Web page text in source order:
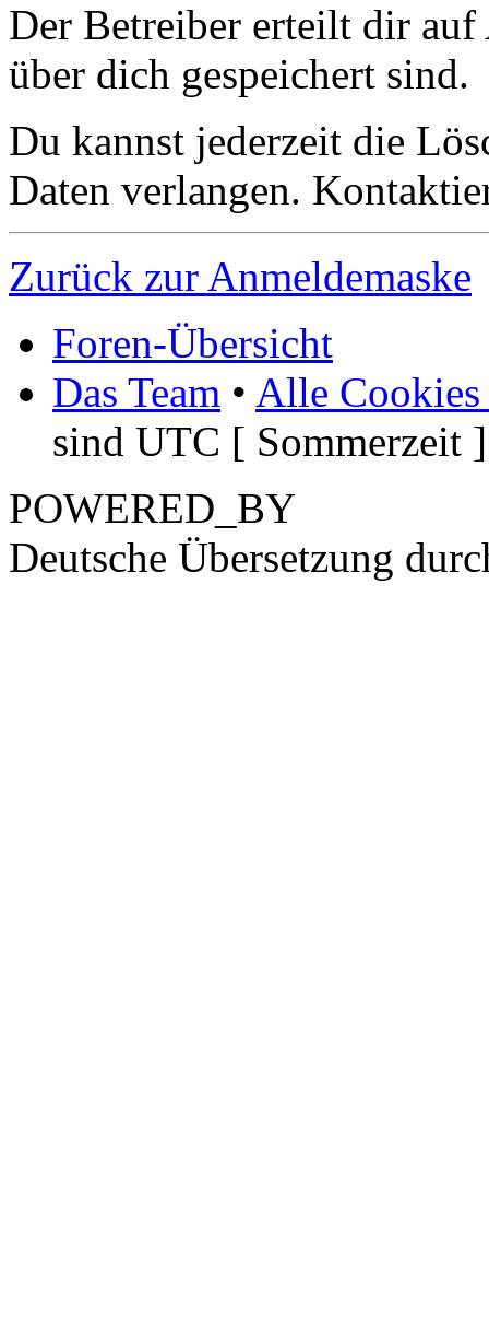
Der Betreiber erteilt dir
über dich gespeichert sind.
Du kannst jederzeit die
Daten verlangen.
Zurück zur Anmeldemaske
Foren-Übersicht
Das Team • Alle Cookies
sind UTC [ Sommerzeit ]
POWERED_BY
Deutsche Übersetzung